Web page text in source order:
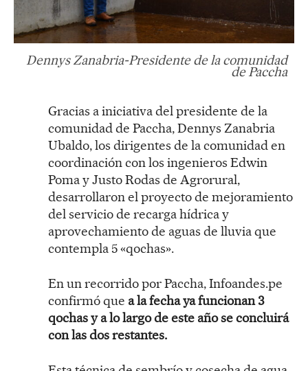
Dennys Zanabria-Presidente de la comunidad
de Paccha
Gracias a iniciativa del presidente de la
comunidad de Paccha, Dennys Zanabria
Ubaldo, los dirigentes de la comunidad en
coordinación con los ingenieros Edwin
Poma y Justo Rodas de Agrorural,
desarrollaron el proyecto de mejoramiento
del servicio de recarga hídrica y
aprovechamiento de aguas de lluvia que
contempla 5 «qochas».
En un recorrido por Paccha, Infoandes.pe
confirmó que a la fecha ya funcionan 3
qochas y a lo largo de este año se concluirá
con las dos restantes.